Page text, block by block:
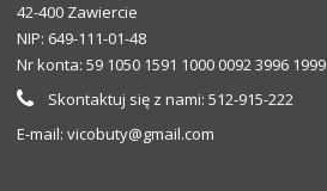
42-400 Zawiercie
NIP: 649-111-01-48
Nr konta: 59 1050 1591 1000 0092 3996 1999
Skontaktuj się z nami: 512-915-222
E-mail: vicobuty@gmail.com